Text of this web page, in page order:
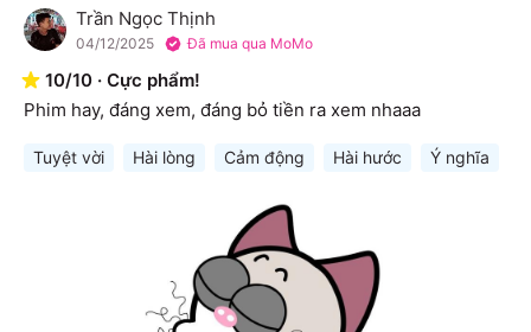
T Trần Ngọc Thịnh
04/12/2025 Đã mua qua MoMo
10/10 · Cực phẩm!
Phim hay, đáng xem, đáng bỏ tiền ra xem nhaaa
Tuyệt vời Hài lòng Cảm động Hài hước Ý nghĩa